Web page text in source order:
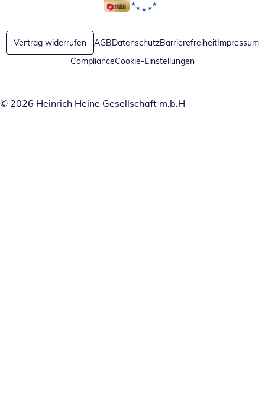
Öffnet in neuem Fenster
Öffnet in neuem Fenster
Vertrag widerrufen AGBDatenschutzBarrierefreiheitImpressum
ComplianceCookie-Einstellungen
© 2026 Heinrich Heine Gesellschaft m.b.H